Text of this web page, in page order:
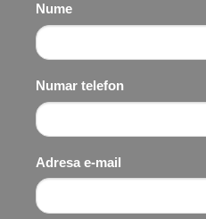
Nume
Numar telefon
Adresa e-mail